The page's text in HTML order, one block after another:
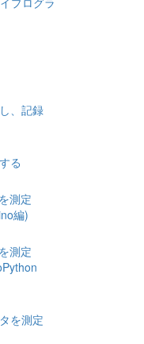
、記録
る
測定
編)
測定
を測定